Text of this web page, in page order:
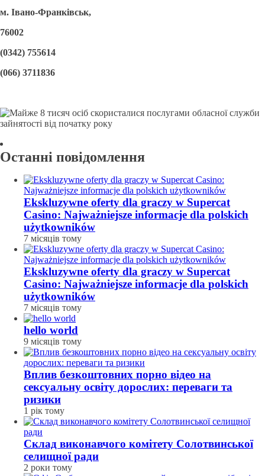
м. Івано-Франківськ,
76002
(0342) 755614
(066) 3711836
Останні повідомлення
Ekskluzywne oferty dla graczy w Supercat
Casino: Najważniejsze informacje dla polskich
użytkowników
7 місяців тому
Ekskluzywne oferty dla graczy w Supercat
Casino: Najważniejsze informacje dla polskich
użytkowników
7 місяців тому
hello world
9 місяців тому
Вплив безкоштовних порно відео на
сексуальну освіту дорослих: переваги та
ризики
1 рік тому
Склад виконавчого комітету Солотвинської
селищної ради
2 роки тому